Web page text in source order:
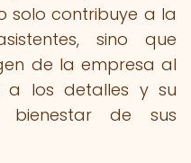
solo contribuye a la
sino que
de la empresa al
a los detalles y su
bienestar de sus